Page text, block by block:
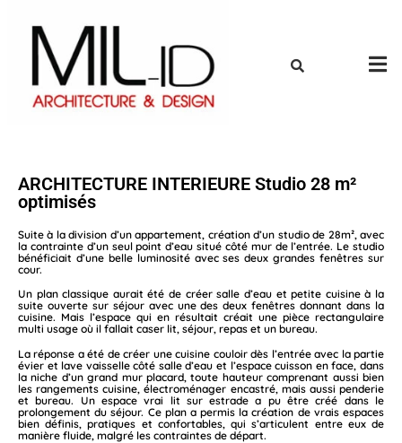
ARCHITECTURE INTERIEURE Studio 28 m²
optimisés
Suite à la division d’un appartement, création d’un studio de 28m², avec
la contrainte d’un seul point d’eau situé côté mur de l’entrée. Le studio
bénéficiait d’une belle luminosité avec ses deux grandes fenêtres sur
cour.
Un plan classique aurait été de créer salle d’eau et petite cuisine à la
suite ouverte sur séjour avec une des deux fenêtres donnant dans la
cuisine. Mais l’espace qui en résultait créait une pièce rectangulaire
multi usage où il fallait caser lit, séjour, repas et un bureau.
La réponse a été de créer une cuisine couloir dès l’entrée avec la partie
évier et lave vaisselle côté salle d’eau et l’espace cuisson en face, dans
la niche d’un grand mur placard, toute hauteur comprenant aussi bien
les rangements cuisine, électroménager encastré, mais aussi penderie
et bureau. Un espace vrai lit sur estrade a pu être créé dans le
prolongement du séjour. Ce plan a permis la création de vrais espaces
bien définis, pratiques et confortables, qui s’articulent entre eux de
manière fluide, malgré les contraintes de départ.